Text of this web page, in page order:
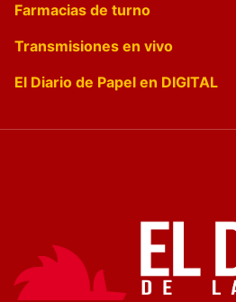
Farmacias de turno
Transmisiones en vivo
El Diario de Papel en DIGITAL